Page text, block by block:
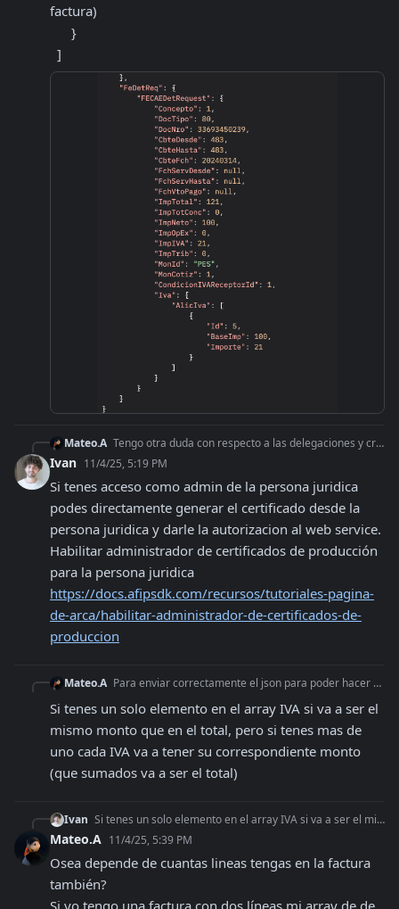
factura)
  ]
Mateo.A Tengo otra duda con respecto a las delegaciones y creación de cert y key. Ejemplo: Tengo una empresa (cuit persona jurídica) y necesito crear los cert y key par
Ivan 11/4/25, 5:19 PM
Si tenes acceso como admin de la persona juridica
podes directamente generar el certificado desde la
persona juridica y darle la autorizacion al web service.
Habilitar administrador de certificados de producción
https://docs.afipsdk.com/recursos/tutoriales-pagina-
de-arca/habilitar-administrador-de-certificados-de-
produccion
Mateo.A Para enviar correctamente el json para poder hacer una factura A: Los campos - "ImpTotal" - "ImpNeto" - "ImpIVA" Deben ser llenados con las cantidades que se e
Si tenes un solo elemento en el array IVA si va a ser el
mismo monto que en el total, pero si tenes mas de
uno cada IVA va a tener su correspondiente monto
(que sumados va a ser el total)
Ivan Si tenes un solo elemento en el array IVA si va a ser el mismo monto que en el total, pero si tenes mas de uno cada IVA va a tener su correspondiente monto (que
Mateo.A 11/4/25, 5:39 PM
Osea depende de cuantas lineas tengas en la factura
también?
Si yo tengo una factura con dos líneas mi array de de